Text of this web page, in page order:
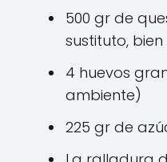
500 gr de
sustituto,
4 huevos
ambiente)
225 gr de